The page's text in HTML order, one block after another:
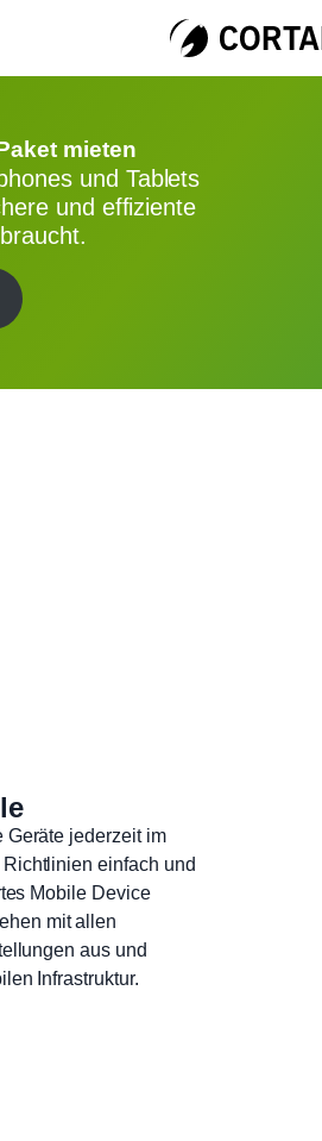
mieten
und Tablets
und effiziente
jederzeit im
einfach und
Mobile Device
mit allen
aus und
Infrastruktur.